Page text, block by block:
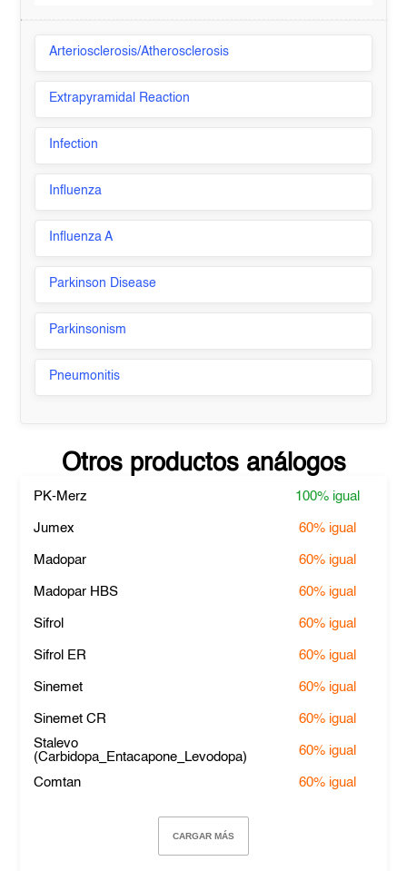
Arteriosclerosis/Atherosclerosis
Extrapyramidal Reaction
Infection
Influenza
Influenza A
Parkinson Disease
Parkinsonism
Pneumonitis
Otros productos análogos
PK-Merz 100% igual
Jumex 60% igual
Madopar 60% igual
Madopar HBS 60% igual
Sifrol 60% igual
Sifrol ER 60% igual
Sinemet 60% igual
Sinemet CR 60% igual
Stalevo
(Carbidopa_Entacapone_Levodopa)
60% igual
Comtan 60% igual
CARGAR MÁS